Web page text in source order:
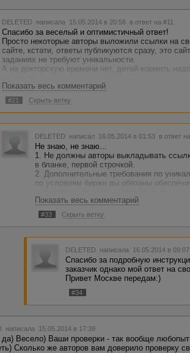
DELETED написала 15.05.2014 в 20:56 в ответ на #11
Спасибо за веселый и оптимистичный ответ!
Просто некоторые авторы выложили ссылки на
сайте, кстати, ответы публикуются сразу, это
заданиях не требуют уникальности.
А на докторскую времени нет, детей кормить
Теперь обязательно выучу правила и буду
А для пятничной эта тема не дотягивает,
Я вот завтра уеду в столицу отмечать свой
Показать весь комментарий
#21 Скрыть ветку
DELETED написал 16.05.2014 в 01:53 в ответ
Не знаю, не знаю...
1. Не должны авторы выкладывать
в бланке, первой строчкой.
2. Дополнительные требования по
по условиям биржи вы обязаны
3."Исследовать" результаты работ
выполнить собственную работу в
работ -- исключительная прерогатива
4. При каких настройках АП вы вели
"глубокая". Влияние на результат
факторов.
5. Заказчик видит результат проверки,
Он априори верный.
6. Вам могли отказать по целому
указывать другие.
7. Вы ведь не знаете точно, как
9. "Когда не требуется определенный
-- можете и дальше не проверять,
Показать весь комментарий
#33 Скрыть ветку
DELETED написала 16.05.2014 в
Спасибо за подробную
заказчик однако мой ответ на
Привет Москве передам:)
#34
написала 15.05.2014 в 17:39
да) Весело) Ваши проверки - так вообще
Сколько же авторов вам доверило проверку